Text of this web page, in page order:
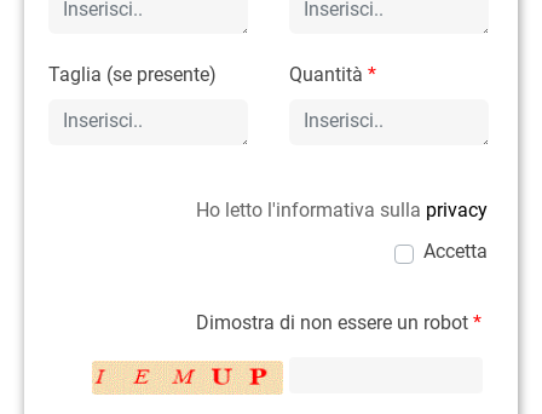
Taglia (se presente) Quantità*
Ho letto l'informativa sulla privacy
Accetta
Dimostra di non essere un robot *